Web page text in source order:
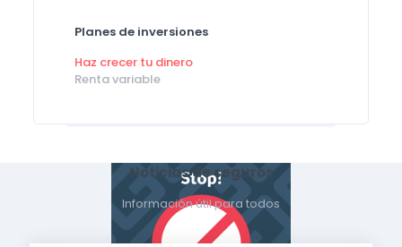
Planes de inversiones
Haz crecer tu dinero
Renta variable
Noticias de seguros
Información útil para todos